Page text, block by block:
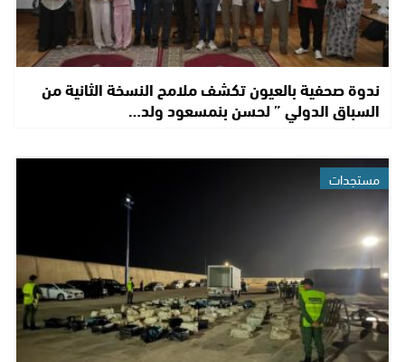
ندوة صحفية بالعيون تكشف ملامح النسخة الثانية من
السباق الدولي ” لحسن بنمسعود ولد…
مستجدات